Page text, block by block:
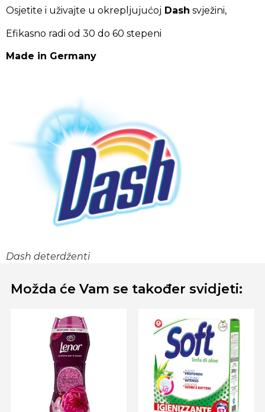
Osjetite i uživajte u okrepljujućoj Dash svježini,
Efikasno radi od 30 do 60 stepeni
Made in Germany
Dash deterdženti
Možda će Vam se također svidjeti: